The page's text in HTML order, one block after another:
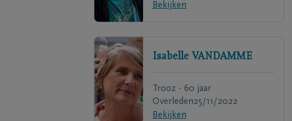
Bekijken
Isabelle VANDAMME
Trooz - 60 jaar
Overleden25/11/2022
Bekijken